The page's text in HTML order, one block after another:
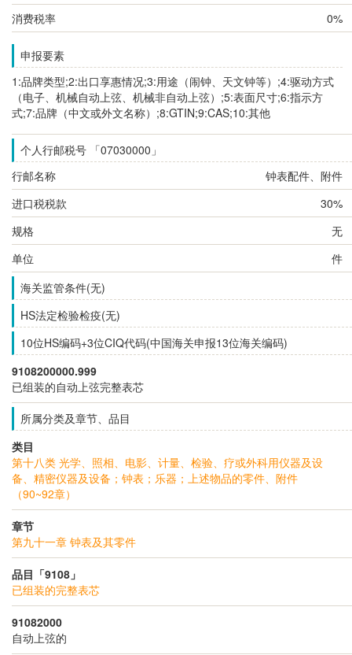
消费税率
0%
申报要素
1:品牌类型;2:出口享惠情况;3:用途（闹钟、天文钟等）;4:驱动方式
（电子、机械自动上弦、机械非自动上弦）;5:表面尺寸;6:指示方
式;7:品牌（中文或外文名称）;8:GTIN;9:CAS;10:其他
个人行邮税号 「07030000」
行邮名称
钟表配件、附件
进口税税款
30%
规格
无
单位
件
海关监管条件(无)
HS法定检验检疫(无)
10位HS编码+3位CIQ代码(中国海关申报13位海关编码)
9108200000.999
已组装的自动上弦完整表芯
所属分类及章节、品目
类目
第十八类 光学、照相、电影、计量、检验、疗或外科用仪器及设
备、精密仪器及设备；钟表；乐器；上述物品的零件、附件
（90~92章）
章节
第九十一章 钟表及其零件
品目「9108」
已组装的完整表芯
91082000
自动上弦的